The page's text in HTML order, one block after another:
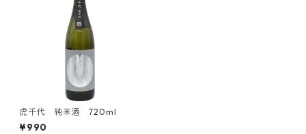
虎千代 純米酒 720ml
¥990